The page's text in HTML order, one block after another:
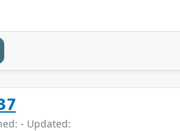
- Updated: